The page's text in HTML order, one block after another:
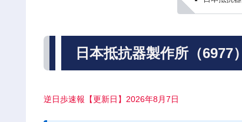
日本抵抗器製作所（6977
逆日歩速報【更新日】2026年8月7日